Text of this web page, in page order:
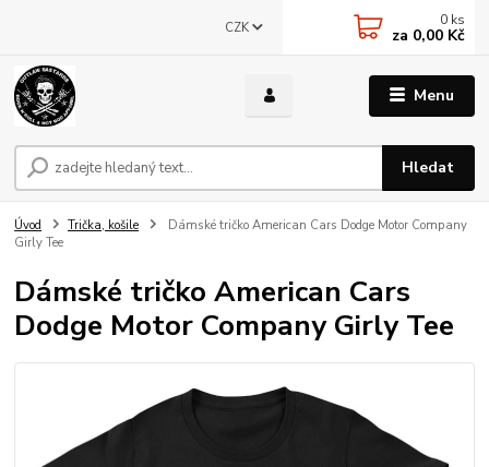
Menu
CZK
Hledat
0 ks
za 0,00 Kč
Úvod Trička, košile
Dámské tričko American Cars Dodge Motor Company
Girly Tee
Dámské tričko American Cars
Dodge Motor Company Girly Tee